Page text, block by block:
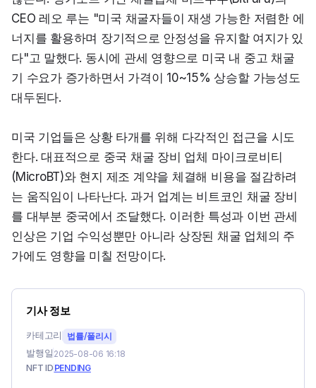
CEO 레오 루는 "미국 채굴자들이 재생 가능한 저렴한 에
너지를 활용하며 장기적으로 안정성을 유지할 여지가 있
다"고 말했다. 동시에 관세 영향으로 미국 내 중고 채굴
기 수요가 증가하면서 가격이 10~15% 상승할 가능성도
대두된다.
미국 기업들은 상황 타개를 위해 다각적인 접근을 시도
한다. 대표적으로 중국 채굴 장비 업체 마이크로비티
(MicroBT)와 현지 제조 계약을 체결해 비용을 절감하려
는 움직임이 나타난다. 과거 업계는 비트코인 채굴 장비
를 대부분 중국에서 조달했다. 이러한 특성과 이번 관세
인상은 기업 수익성뿐만 아니라 상장된 채굴 업체의 주
가에도 영향을 미칠 전망이다.
기사 정보
카테고리 법률/폴리시
발행일 2025-08-06 16:18
NFT ID PENDING